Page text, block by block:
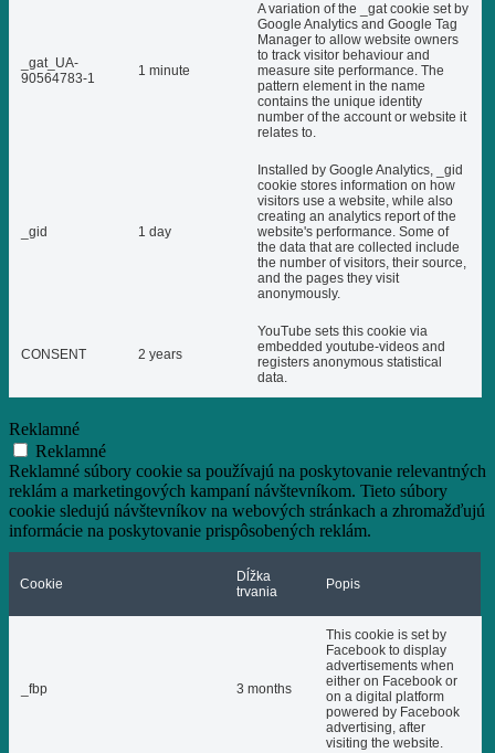
_gat_UA-
90564783-1
1 minute
A variation of the _gat cookie set by
Google Analytics and Google Tag
Manager to allow website owners
to track visitor behaviour and
measure site performance. The
pattern element in the name
contains the unique identity
number of the account or website it
relates to.
_gid 1 day
Installed by Google Analytics, _gid
cookie stores information on how
visitors use a website, while also
creating an analytics report of the
website's performance. Some of
the data that are collected include
the number of visitors, their source,
and the pages they visit
anonymously.
CONSENT 2 years
YouTube sets this cookie via
embedded youtube-videos and
registers anonymous statistical
data.
Reklamné
Reklamné
Reklamné súbory cookie sa používajú na poskytovanie relevantných
reklám a marketingových kampaní návštevníkom. Tieto súbory
cookie sledujú návštevníkov na webových stránkach a zhromažďujú
informácie na poskytovanie prispôsobených reklám.
Cookie
Dĺžka
trvania
Popis
_fbp 3 months
This cookie is set by
Facebook to display
advertisements when
either on Facebook or
on a digital platform
powered by Facebook
advertising, after
visiting the website.